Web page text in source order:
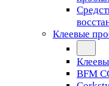
Клеевые
BFM